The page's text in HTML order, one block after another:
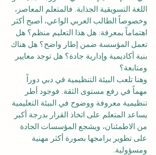
اللغة التسويقية الجذابة. فالمتعلم المعاصر،
وخصوصاً الطالب العربي الواعي، أصبح أكثر
اهتماماً بمعرفة: هل هذا التعليم منظم؟ هل
تعمل المؤسسة ضمن إطار واضح؟ هل هناك
بنية أكاديمية وإدارية جادة؟ هل توجد معايير
ومتابعة؟
وهنا تلعب البيئة التنظيمية في دبي دوراً
مهماً في رفع مستوى الثقة. فوجود أطر
تنظيمية معروفة ووضوح في البيئة التعليمية
يساعد المتعلم على اتخاذ القرار بدرجة أكبر
من الاطمئنان، ويشجع المؤسسات الجادة
على تطوير برامجها بصورة أكثر مهنية
ومسؤولية.